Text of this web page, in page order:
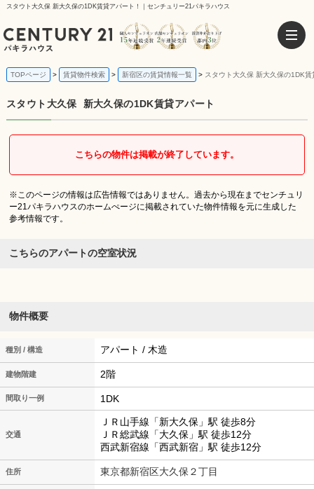
スタウト大久保 新大久保の1DK賃貸アパート！｜センチュリー21パキラハウス
TOPページ 賃貸物件検索 新宿区の賃貸情報一覧 スタウト大久保 新大久保の1DK賃
スタウト大久保 新大久保の1DK賃貸アパート
こちらの物件は掲載が終了しています。
※このページの情報は広告情報ではありません。過去から現在までセンチュリ
ー21パキラハウスのホームぺージに掲載されていた物件情報を元に生成した
参考情報です。
こちらのアパートの空室状況
物件概要
種別 / 構造 アパート / 木造
建物階建 2階
間取り一例 1DK
交通
ＪＲ山手線「新大久保」駅 徒歩8分
ＪＲ総武線「大久保」駅 徒歩12分
西武新宿線「西武新宿」駅 徒歩12分
住所 東京都新宿区大久保２丁目